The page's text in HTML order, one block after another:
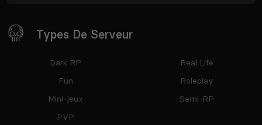
Types De Serveur
Dark RP
Fun
Mini-jeux
PVP
Real Life
Roleplay
Semi-RP